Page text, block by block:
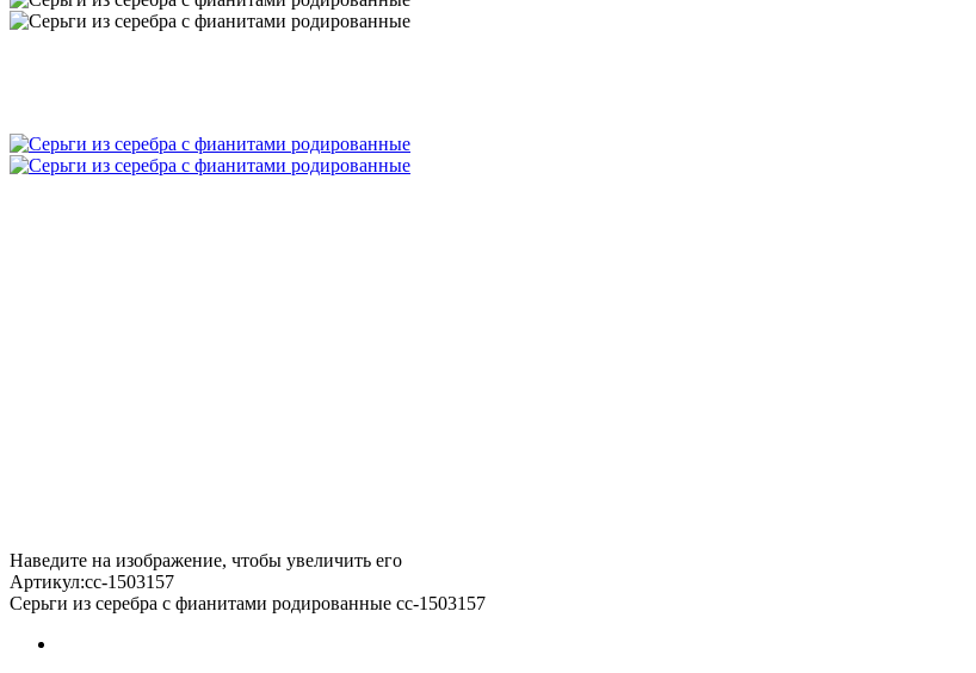
Наведите на изображение, чтобы увеличить его
Артикул:сс-1503157
Серьги из серебра с фианитами родированные сс-1503157